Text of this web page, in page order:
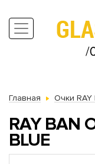
Главная Очки RAY
RAY BAN
BLUE